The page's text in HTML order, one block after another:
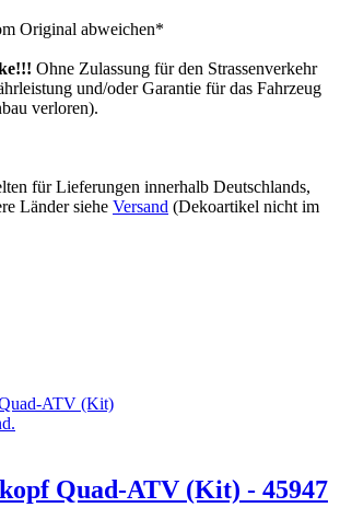
Original abweichen*
Ohne Zulassung für den Strassenverkehr
und/oder Garantie für das Fahrzeug
verloren).
für Lieferungen innerhalb Deutschlands,
Länder siehe Versand (Dekoartikel nicht im
Quad-ATV (Kit) - 45947